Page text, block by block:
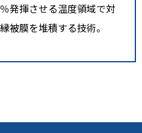
発揮させる温度領域で対
被膜を堆積する技術。